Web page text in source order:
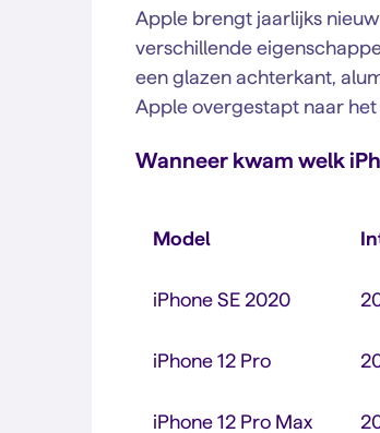
Apple brengt jaarlijks
verschillende
een glazen achterkant,
Apple overgestapt naar
Wanneer kwam welk
Model
iPhone SE 2020
iPhone 12 Pro
iPhone 12 Pro Max